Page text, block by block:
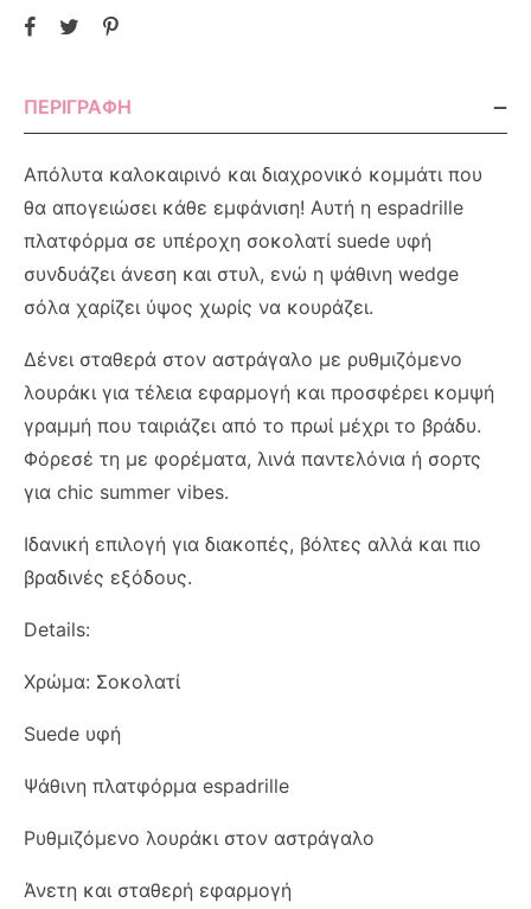
ΠΕΡΙΓΡΑΦΉ
Απόλυτα καλοκαιρινό και διαχρονικό κομμάτι που
θα απογειώσει κάθε εμφάνιση! Αυτή η espadrille
πλατφόρμα σε υπέροχη σοκολατί suede υφή
συνδυάζει άνεση και στυλ, ενώ η ψάθινη wedge
σόλα χαρίζει ύψος χωρίς να κουράζει.
Δένει σταθερά στον αστράγαλο με ρυθμιζόμενο
λουράκι για τέλεια εφαρμογή και προσφέρει κομψή
γραμμή που ταιριάζει από το πρωί μέχρι το βράδυ.
Φόρεσέ τη με φορέματα, λινά παντελόνια ή σορτς
για chic summer vibes.
Ιδανική επιλογή για διακοπές, βόλτες αλλά και πιο
βραδινές εξόδους.
Details:
Χρώμα: Σοκολατί
Suede υφή
Ψάθινη πλατφόρμα espadrille
Ρυθμιζόμενο λουράκι στον αστράγαλο
Άνετη και σταθερή εφαρμογή